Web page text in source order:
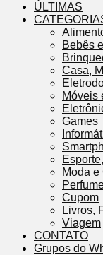
ÚLTIMAS
Bebês
Casa,
Móveis
Games
Moda
Cupom
Livros,
Viagem
CONTATO
Grupos do